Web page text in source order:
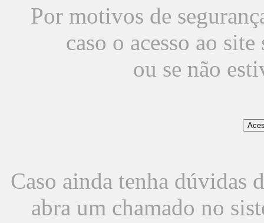
Por motivos de
caso o acesso ao
ou se não
Caso ainda tenha dúvidas
abra um chamado no